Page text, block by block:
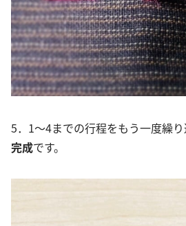
5．1～4までの行程をもう一度繰
完成です。